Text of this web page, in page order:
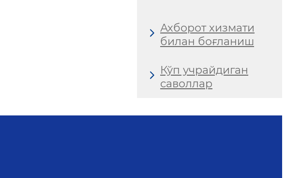
Ахборот хизмати
билан боғланиш
Кўп учрайдиган
саволлар